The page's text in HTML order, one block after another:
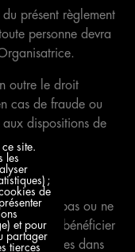
site.
les
;
de
et pour
partager
tierces
présent règlement
personne devra
outre le droit
cas de fraude ou
dispositions de
pas ou ne
ce soit, bénéficier
décrites dans